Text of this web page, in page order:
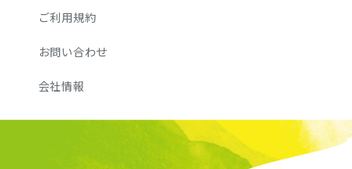
ご利用規約
お問い合わせ
会社情報